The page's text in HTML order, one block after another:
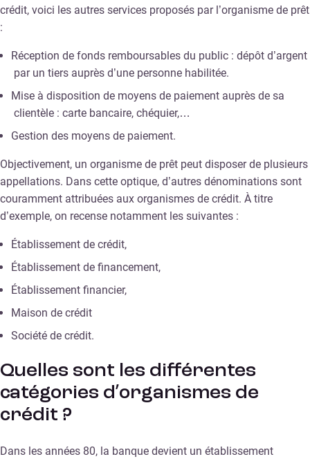
crédit, voici les autres services proposés par l’organisme de prêt
:
Réception de fonds remboursables du public : dépôt d’argent
par un tiers auprès d’une personne habilitée.
Mise à disposition de moyens de paiement auprès de sa
clientèle : carte bancaire, chéquier,…
Gestion des moyens de paiement.
Objectivement, un organisme de prêt peut disposer de plusieurs
appellations. Dans cette optique, d’autres dénominations sont
couramment attribuées aux organismes de crédit. À titre
d’exemple, on recense notamment les suivantes :
Établissement de crédit,
Établissement de financement,
Établissement financier,
Maison de crédit
Société de crédit.
Quelles sont les différentes
catégories d’organismes de
crédit ?
Dans les années 80, la banque devient un établissement